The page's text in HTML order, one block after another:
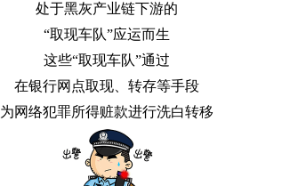
处于黑灰产业链下游的
“取现车队”应运而生
这些“取现车队”通过
在银行网点取现、转存等手段
为网络犯罪所得赃款进行洗白转移